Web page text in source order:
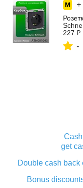
+
227 ₽
-
get
Double cash back
Bonus